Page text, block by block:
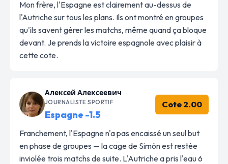
Mon frère, l'Espagne est clairement au-dessus de
l'Autriche sur tous les plans. Ils ont montré en groupes
qu'ils savent gérer les matchs, même quand ça bloque
devant. Je prends la victoire espagnole avec plaisir à
cette cote.
Алексей Алексеевич
JOURNALISTE SPORTIF
Espagne -1.5
Cote 2.00
Franchement, l'Espagne n'a pas encaissé un seul but
en phase de groupes — la cage de Simón est restée
inviolée trois matchs de suite. L'Autriche a pris l'eau 6